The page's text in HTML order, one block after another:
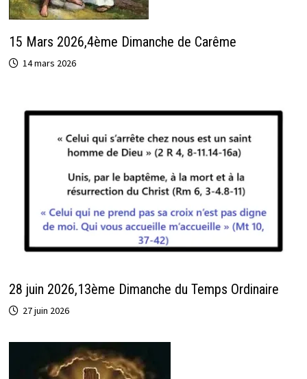
15 Mars 2026,4ème Dimanche de Carême
14 mars 2026
28 juin 2026,13ème Dimanche du Temps Ordinaire
27 juin 2026